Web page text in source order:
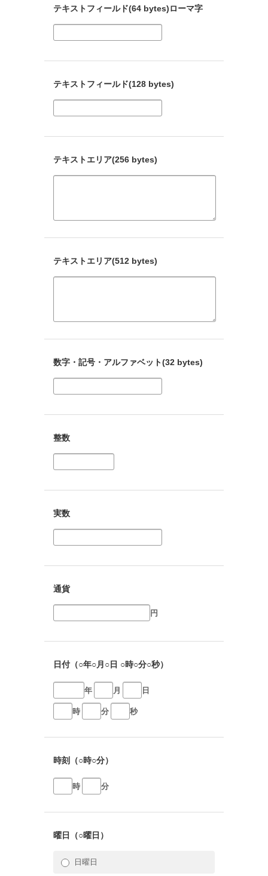
テキストフィールド(64 bytes)ローマ字
テキストフィールド(128 bytes)
テキストエリア(256 bytes)
テキストエリア(512 bytes)
数字・記号・アルファベット(32 bytes)
整数
実数
通貨
円
日付（○年○月○日 ○時○分○秒）
年 月 日
時 分 秒
時刻（○時○分）
時 分
曜日（○曜日）
日曜日